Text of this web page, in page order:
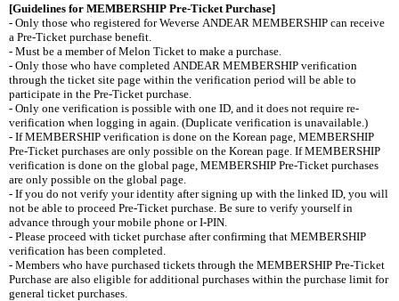
[Guidelines for MEMBERSHIP Pre-Ticket Purchase]
- Only those who registered for Weverse ANDEAR MEMBERSHIP can receive
a Pre-Ticket purchase benefit.
- Must be a member of Melon Ticket to make a purchase.
- Only those who have completed ANDEAR MEMBERSHIP verification
through the ticket site page within the verification period will be able to
participate in the Pre-Ticket purchase.
- Only one verification is possible with one ID, and it does not require re-
verification when logging in again. (Duplicate verification is unavailable.)
- If MEMBERSHIP verification is done on the Korean page, MEMBERSHIP
Pre-Ticket purchases are only possible on the Korean page. If MEMBERSHIP
verification is done on the global page, MEMBERSHIP Pre-Ticket purchases
are only possible on the global page.
- If you do not verify your identity after signing up with the linked ID, you will
not be able to proceed Pre-Ticket purchase. Be sure to verify yourself in
advance through your mobile phone or I-PIN.
- Please proceed with ticket purchase after confirming that MEMBERSHIP
verification has been completed.
- Members who have purchased tickets through the MEMBERSHIP Pre-Ticket
Purchase are also eligible for additional purchases within the purchase limit for
general ticket purchases.